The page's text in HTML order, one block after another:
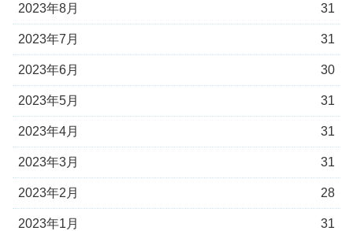
2023年8月 31
2023年7月 31
2023年6月 30
2023年5月 31
2023年4月 31
2023年3月 31
2023年2月 28
2023年1月 31